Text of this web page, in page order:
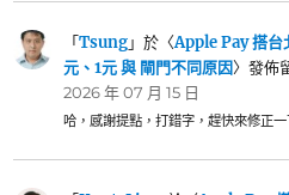
「Tsung」於〈Apple Pay 搭台
元、1元 與 閘門不同原因〉發佈
2026 年 07 月 15 日
哈，感謝提點，打錯字，趕快來修正